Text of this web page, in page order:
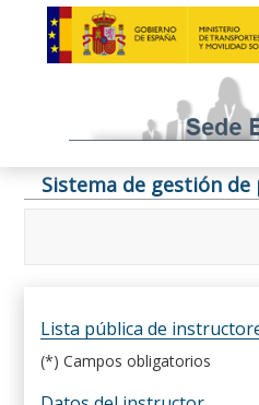
Sistema de gestión
Lista pública de
(*) Campos obligatorios